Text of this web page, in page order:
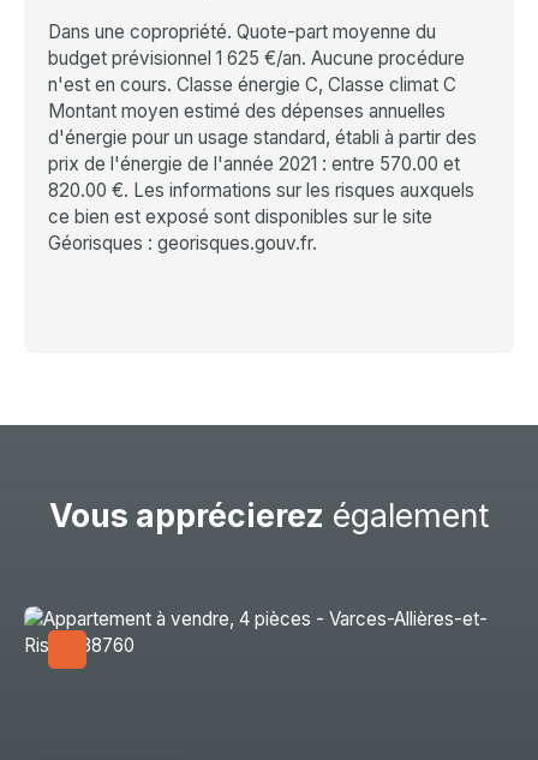
Dans une copropriété. Quote-part moyenne du
budget prévisionnel 1 625 €/an. Aucune procédure
n'est en cours. Classe énergie C, Classe climat C
Montant moyen estimé des dépenses annuelles
d'énergie pour un usage standard, établi à partir des
prix de l'énergie de l'année 2021 : entre 570.00 et
820.00 €. Les informations sur les risques auxquels
ce bien est exposé sont disponibles sur le site
Géorisques : georisques.gouv.fr.
Vous apprécierez également